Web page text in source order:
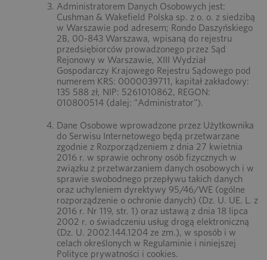
Administratorem Danych Osobowych jest:
Cushman & Wakefield Polska sp. z o. o. z siedzibą
w Warszawie pod adresem; Rondo Daszyńskiego
2B, 00-843 Warszawa, wpisaną do rejestru
przedsiębiorców prowadzonego przez Sąd
Rejonowy w Warszawie, XIII Wydział
Gospodarczy Krajowego Rejestru Sądowego pod
numerem KRS: 0000039711, kapitał zakładowy:
135 588 zł, NIP: 5261010862, REGON:
010800514 (dalej: "Administrator").
Dane Osobowe wprowadzone przez Użytkownika
do Serwisu Internetowego będą przetwarzane
zgodnie z Rozporządzeniem z dnia 27 kwietnia
2016 r. w sprawie ochrony osób fizycznych w
związku z przetwarzaniem danych osobowych i w
sprawie swobodnego przepływu takich danych
oraz uchyleniem dyrektywy 95/46/WE (ogólne
rozporządzenie o ochronie danych) (Dz. U. UE. L. z
2016 r. Nr 119, str. 1) oraz ustawą z dnia 18 lipca
2002 r. o świadczeniu usług drogą elektroniczną
(Dz. U. 2002.144.1204 ze zm.), w sposób i w
celach określonych w Regulaminie i niniejszej
Polityce prywatności i cookies.